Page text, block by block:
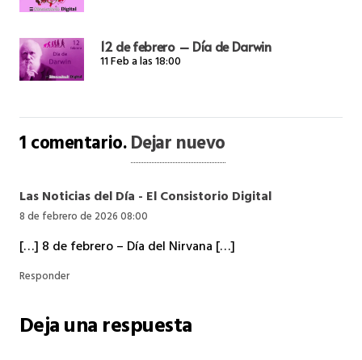
12 de febrero – Día de Darwin
11 Feb a las 18:00
1comentario.Dejar nuevo
Las Noticias del Día - El Consistorio Digital
8 de febrero de 2026 08:00
[…] 8 de febrero – Día del Nirvana […]
Responder
Deja una respuesta